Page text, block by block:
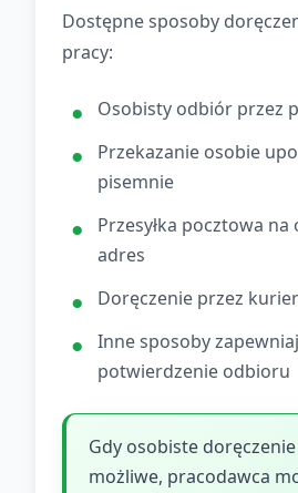
Dostępne sposoby
pracy:
Osobisty odbiór przez
Przekazanie osobie
pisemnie
Przesyłka pocztowa
adres
Doręczenie przez
Inne sposoby
potwierdzenie odbioru
Gdy osobiste
możliwe, pracodawca